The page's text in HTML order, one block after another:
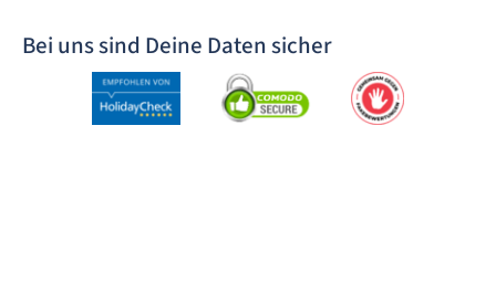
Bei uns sind Deine Daten sicher